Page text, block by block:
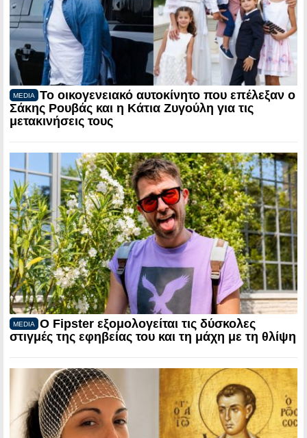
MEDIA
Το οικογενειακό αυτοκίνητο που επέλεξαν ο
Σάκης Ρουβάς και η Κάτια Ζυγούλη για τις
μετακινήσεις τους
MEDIA
Ο Fipster εξομολογείται τις δύσκολες
στιγμές της εφηβείας του και τη μάχη με τη θλίψη